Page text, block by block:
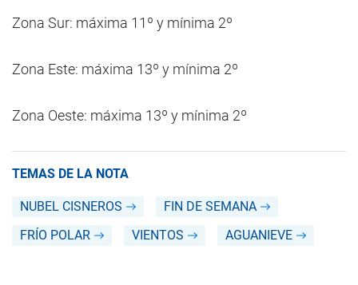
Zona Sur: máxima 11º y mínima 2º
Zona Este: máxima 13º y mínima 2º
Zona Oeste: máxima 13º y mínima 2º
TEMAS DE LA NOTA
NUBEL CISNEROS
FIN DE SEMANA
FRÍO POLAR
VIENTOS AGUANIEVE